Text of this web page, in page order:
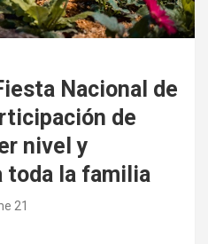
Nacional de
de
nivel y
toda la familia
21